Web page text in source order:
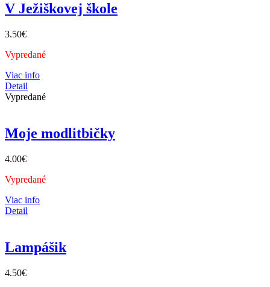
V Ježiškovej škole
3.50€
Vypredané
Viac info
Detail
Vypredané
Moje modlitbičky
4.00€
Vypredané
Viac info
Detail
Lampášik
4.50€